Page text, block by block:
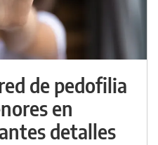
de pedofilia
en
detalles